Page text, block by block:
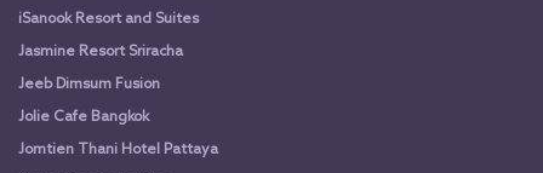
iSanook Resort and Suites
Jasmine Resort Sriracha
Jeeb Dimsum Fusion
Jolie Cafe Bangkok
Jomtien Thani Hotel Pattaya